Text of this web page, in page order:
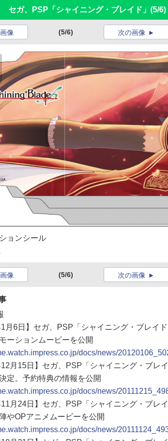
セガ、PSP「シャイニング・ブレイド」 (5/6)
像 (5/6) 次の画像
ョンシール
像 (5/6) 次の画像
1月6日】セガ、PSP「シャイニング・ブレイド
ーションムービーを公開
docs/news/
12月15日】セガ、PSP「シャイニング・ブレイ
定。予約特典の情報を公開
docs/news/
11月24日】セガ、PSP「シャイニング・ブレイ
やOPアニメムービーを公開
docs/news/